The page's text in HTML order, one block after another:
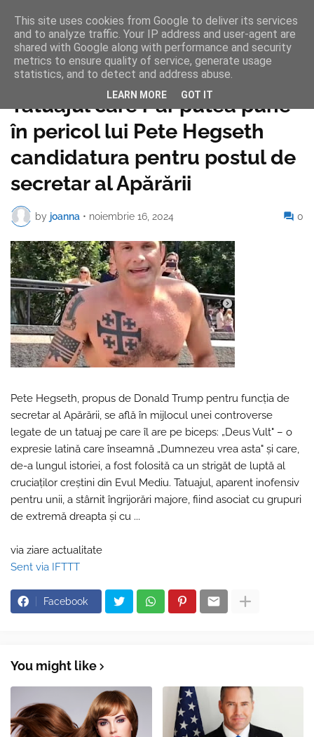
Pagina de pornire
Tatuajul care i-ar putea pune
în pericol lui Pete Hegseth
candidatura pentru postul de
secretar al Apărării
by joanna • noiembrie 16, 2024 0
Pete Hegseth, propus de Donald Trump pentru funcția de
secretar al Apărării, se află în mijlocul unei controverse
legate de un tatuaj pe care îl are pe biceps: „Deus Vult" – o
expresie latină care înseamnă „Dumnezeu vrea asta" și care,
de-a lungul istoriei, a fost folosită ca un strigăt de luptă al
cruciaților creștini din Evul Mediu. Tatuajul, aparent inofensiv
pentru unii, a stârnit îngrijorări majore, fiind asociat cu grupuri
de extremă dreapta și cu ...
via ziare actualitate
Sent via IFTTT
Facebook
You might like
This site uses cookies from Google to deliver its services
and to analyze traffic. Your IP address and user-agent are
shared with Google along with performance and security
metrics to ensure quality of service, generate usage
statistics, and to detect and address abuse.
LEARN MORE GOT IT